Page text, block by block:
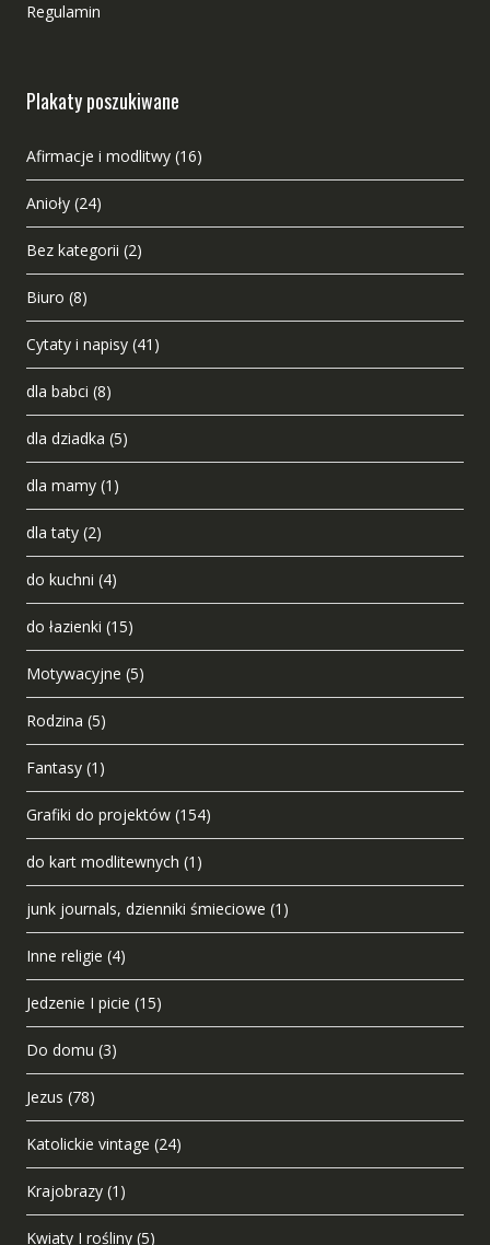
Regulamin
Plakaty poszukiwane
Afirmacje i modlitwy (16)
Anioły (24)
Bez kategorii (2)
Biuro (8)
Cytaty i napisy (41)
dla babci (8)
dla dziadka (5)
dla mamy (1)
dla taty (2)
do kuchni (4)
do łazienki (15)
Motywacyjne (5)
Rodzina (5)
Fantasy (1)
Grafiki do projektów (154)
do kart modlitewnych (1)
junk journals, dzienniki śmieciowe (1)
Inne religie (4)
Jedzenie I picie (15)
Do domu (3)
Jezus (78)
Katolickie vintage (24)
Krajobrazy (1)
Kwiaty I rośliny (5)